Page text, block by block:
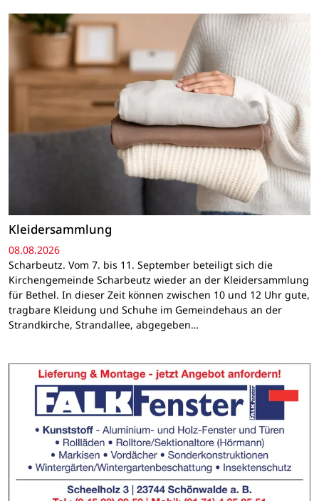
Kleidersammlung
08.08.2026
Scharbeutz. Vom 7. bis 11. September beteiligt sich die
Kirchengemeinde Scharbeutz wieder an der Kleidersammlung
für Bethel. In dieser Zeit können zwischen 10 und 12 Uhr gute,
tragbare Kleidung und Schuhe im Gemeindehaus an der
Strandkirche, Strandallee, abgegeben…